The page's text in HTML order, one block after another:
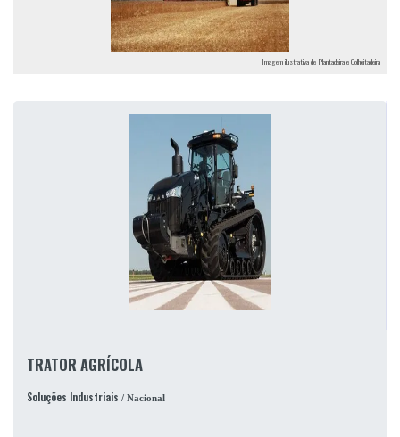
Imagem ilustrativa de Plantadeira e Colheitadeira
TRATOR AGRÍCOLA
Soluções Industriais / Nacional